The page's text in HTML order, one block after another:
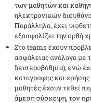
των μαθητών και
ηλεκτρονικών
Παράλληλα, έχει
εξασφαλίζει την ορθή
Στοteamsέχουν
ασφάλειας ανάλογα με
δευτεροβάθμια), ενώ
καταγραφής και χρήσης
μαθητές έχουν τεθεί
άμεση σύσκεψη, τον